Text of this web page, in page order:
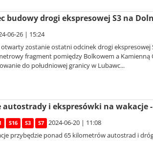
budowy drogi ekspresowej S3 na
06-26 | 15:24
zostanie ostatni odcinek drogi ekspresowej
fragment pomiędzy Bolkowem a Kamienną
do południowej granicy w Lubawc...
autostrady i ekspresówki na wakacje
S16 S3 S7
2024-06-20 | 11:08
przybędzie ponad 65 kilometrów autostrad i